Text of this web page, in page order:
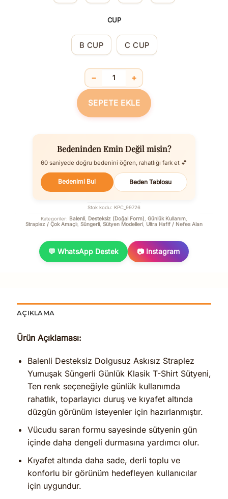
CUP
B CUP C CUP
Balenli Desteksiz Dolgusuz Askısız
− +
SEPETE EKLE
Bedeninden Emin Değil misin?
60 saniyede doğru bedenini öğren, rahatlığı fark et 💕
Bedenimi Bul Beden Tablosu
Stok kodu: KPC_99726
Kategoriler: Balenli Desteksiz (Doğal Form) Günlük Kullanım
Straplez / Çok Amaçlı Süngerli Sütyen Modelleri Ultra Hafif / Nefes Alan
💬 WhatsApp Destek 📷 Instagram
AÇIKLAMA
Ürün Açıklaması:
Balenli Desteksiz Dolgusuz Askısız Straplez
Yumuşak Süngerli Günlük Klasik T-Shirt Sütyeni,
Ten renk seçeneğiyle günlük kullanımda
rahatlık, toparlayıcı duruş ve kıyafet altında
düzgün görünüm isteyenler için hazırlanmıştır.
Vücudu saran formu sayesinde sütyenin gün
içinde daha dengeli durmasına yardımcı olur.
Kıyafet altında daha sade, derli toplu ve
konforlu bir görünüm hedefleyen kullanıcılar
için uygundur.